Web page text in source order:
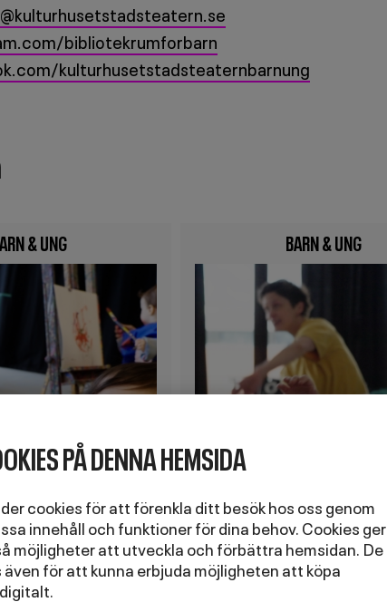
bibliotekrumforbarn
kulturhusetstadsteaternbarnung
& UNG BARN & UNG
Image
PÅ DENNA HEMSIDA
cookies för att förenkla ditt besök hos oss genom
innehåll och funktioner för dina behov. Cookies ger
möjligheter att utveckla och förbättra hemsidan. De
även för att kunna erbjuda möjligheten att köpa